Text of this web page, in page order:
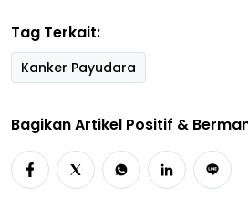
Tag Terkait:
Kanker Payudara
Bagikan Artikel Positif &